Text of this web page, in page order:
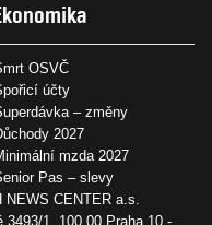
OSVČ
účty
– změny
2027
mzda 2027
Pas – slevy
NEWS CENTER a.s.
1, 100 00 Praha 10 -